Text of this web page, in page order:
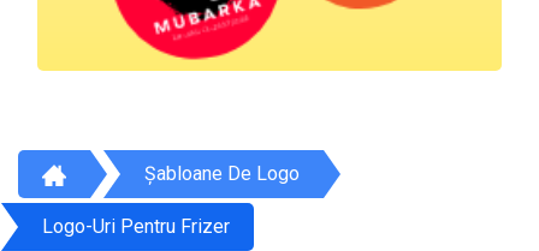
Șabloane De Logo
Logo-Uri Pentru Frizer